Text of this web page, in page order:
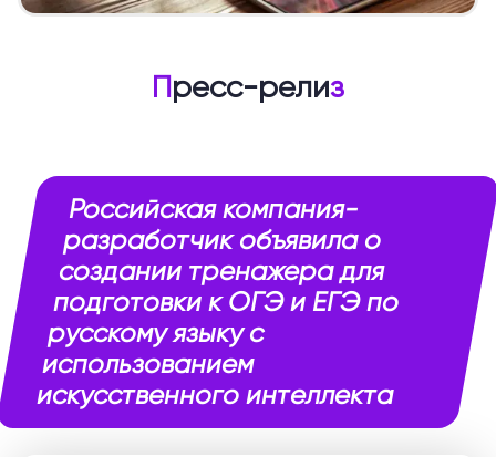
Пресс-релиз
Российская компания-
разработчик объявила о
создании тренажера для
подготовки к ОГЭ и ЕГЭ по
русскому языку с
использованием
искусственного интеллекта